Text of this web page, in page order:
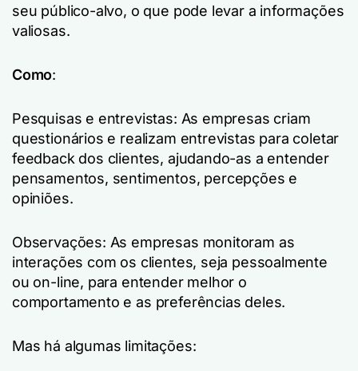
seu público-alvo, o que pode levar a informações
valiosas.
Como:
Pesquisas e entrevistas: As empresas criam
questionários e realizam entrevistas para coletar
feedback dos clientes, ajudando-as a entender
pensamentos, sentimentos, percepções e
opiniões.
Observações: As empresas monitoram as
interações com os clientes, seja pessoalmente
ou on-line, para entender melhor o
comportamento e as preferências deles.
Mas há algumas limitações: